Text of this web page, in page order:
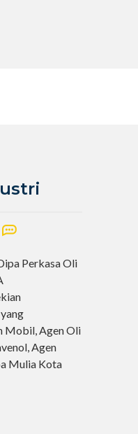
Perkasa Oli
Mobil, Agen Oli
Agen
Mulia Kota